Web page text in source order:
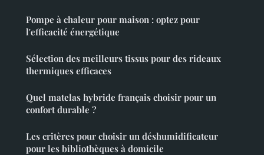
Pompe à chaleur pour maison : optez pour
l'efficacité énergétique
Sélection des meilleurs tissus pour des rideaux
thermiques efficaces
Quel matelas hybride français choisir pour un
confort durable ?
Les critères pour choisir un déshumidificateur
pour les bibliothèques à domicile